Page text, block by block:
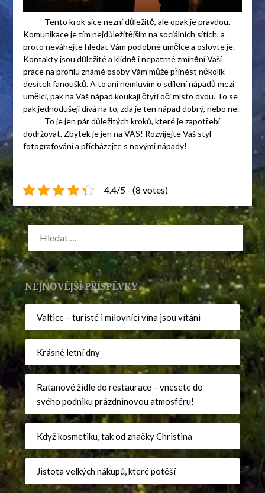
Tento krok sice nezní důležitě, ale opak je pravdou.
Komunikace je tím nejdůležitějším na sociálních sítích, a
proto neváhejte hledat Vám podobné umělce a oslovte je.
Kontakty jsou důležité a klidně i nepatrné zmínění Vaší
práce na profilu známé osoby Vám může přinést několik
desítek fanoušků. A to ani nemluvím o sdílení nápadů mezi
umělci, pak na Váš nápad koukají čtyři oči místo dvou. To se
pak jednodušeji dívá na to, zda je ten nápad dobrý, nebo ne.
To je jen pár důležitých kroků, které je zapotřebí
dodržovat. Zbytek je jen na VÁS! Rozvíjejte Váš styl
fotografování a přicházejte s novými nápady!
4.4/5 - (8 votes)
NEJNOVĚJŠÍ PŘÍSPĚVKY
Valtice – turisté i milovníci vína jsou vítáni
Krásné letní dny
Ratanové židle do restaurace – vnesete do
svého podniku prázdninovou atmosféru!
Když kosmetiku, tak od značky Christina
Jistota velkých nákupů, které potěší